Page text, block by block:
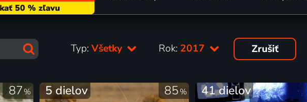
Typ:Všetky Rok: 2017 Zrušiť
87% 85%
5 dielov 41 dielov